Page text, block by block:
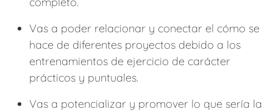
Vas a poder relacionar y conectar el cómo se
hace de diferentes proyectos debido a los
entrenamientos de ejercicio de carácter
prácticos y puntuales.
Vas a potencializar y promover lo que sería la